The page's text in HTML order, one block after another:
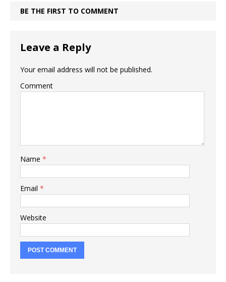
BE THE FIRST TO COMMENT
Leave a Reply
Your email address will not be published.
Comment
Name *
Email *
Website